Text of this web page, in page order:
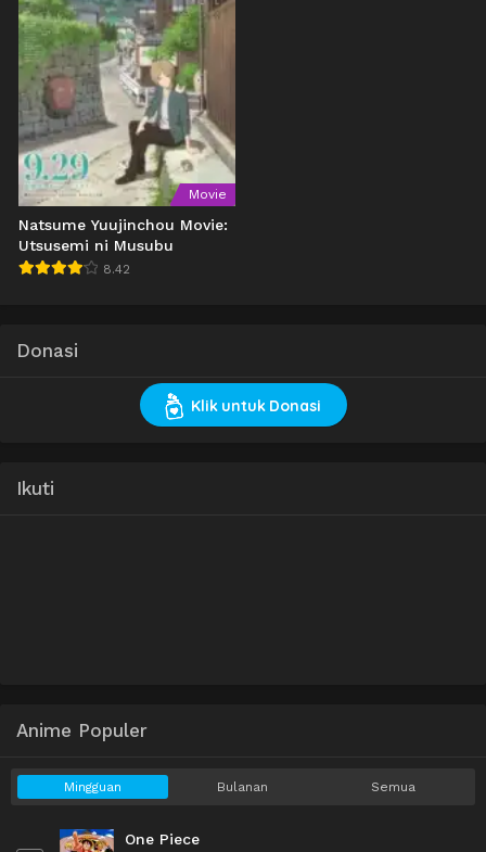
Movie
Natsume Yuujinchou Movie:
Utsusemi ni Musubu
8.42
Donasi
Klik untuk Donasi
Ikuti
Anime Populer
Mingguan Bulanan Semua
One Piece